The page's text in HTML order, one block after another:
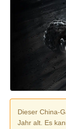
Dieser China-
Jahr alt. Es